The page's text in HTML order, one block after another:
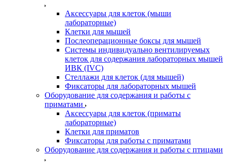
Аксессуары для клеток (мыши
лабораторные)
Клетки для мышей
Послеоперационные боксы для мышей
Системы индивидуально вентилируемых
клеток для содержания лабораторных мышей
ИВК (IVC)
Стеллажи для клеток (для мышей)
Фиксаторы для лабораторных мышей
Оборудование для содержания и работы с
приматами
Аксессуары для клеток (приматы
лабораторные)
Клетки для приматов
Фиксаторы для работы с приматами
Оборудование для содержания и работы с птицами